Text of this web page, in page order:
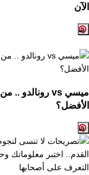
الآن
ميسي vs رونالدو .. من
الأفضل؟